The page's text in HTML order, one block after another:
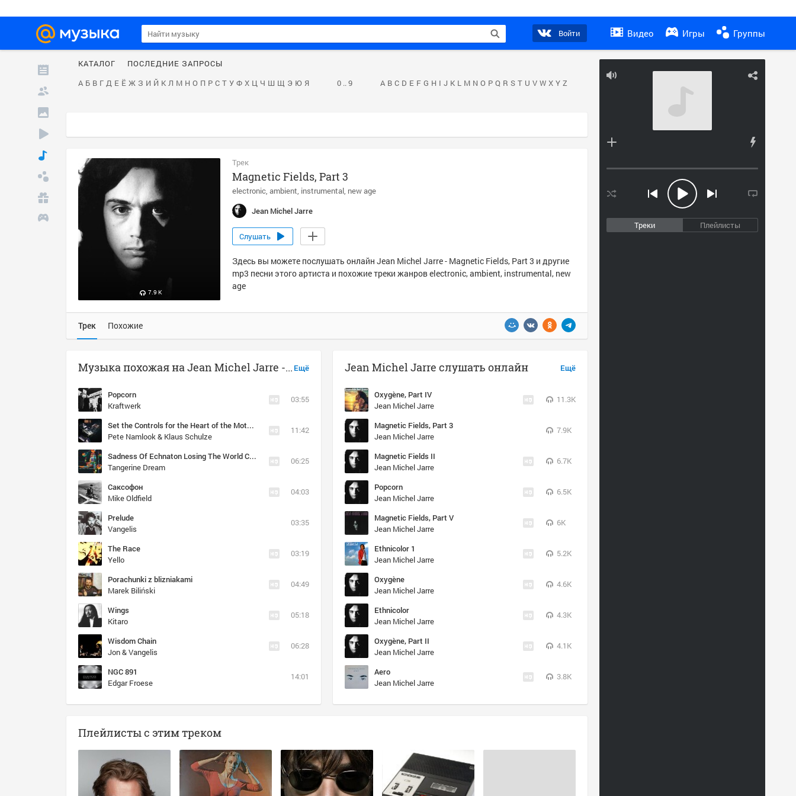
Войти Видео Игры Группы
Треки Плейлисты
КАТАЛОГ
ПОСЛЕДНИЕ ЗАПРОСЫ
А Б В Г Д Е Ё Ж З И Й К Л М Н О П Р С Т У Ф Х Ц Ч Ш Щ Э Ю Я 0 .. 9 A B C D E F G H I J K L M N O P Q R S T U V W X Y Z
7.9 K
Трек
Magnetic Fields, Part 3
electronic ambient instrumental new age
Jean Michel Jarre
Слушать
Здесь вы можете послушать онлайн Jean Michel Jarre - Magnetic Fields, Part 3 и другие
mp3 песни этого артиста и похожие треки жанров electronic, ambient, instrumental, new
age
Трек Похожие
Ещё
Музыка похожая на Jean Michel Jarre - Magnetic Fields, Part 3
Popcorn
Kraftwerk
03:55
Set the Controls for the Heart of the Mother, Part V
Pete Namlook & Klaus Schulze
11:42
Sadness Of Echnaton Losing The World Child
Tangerine Dream
06:25
Саксофон
Mike Oldfield
04:03
Prelude
Vangelis
03:35
The Race
Yello
03:19
Porachunki z blizniakami
Marek Biliński
04:49
Wings
Kitaro
05:18
Wisdom Chain
Jon & Vangelis
06:28
NGC 891
Edgar Froese
14:01
Ещё
Jean Michel Jarre слушать онлайн
Oxygène, Part IV
Jean Michel Jarre
11.3K
Magnetic Fields, Part 3
Jean Michel Jarre
7.9K
Magnetic Fields II
Jean Michel Jarre
6.7K
Popcorn
Jean Michel Jarre
6.5K
Magnetic Fields, Part V
Jean Michel Jarre
6K
Ethnicolor 1
Jean Michel Jarre
5.2K
Oxygène
Jean Michel Jarre
4.6K
Ethnicolor
Jean Michel Jarre
4.3K
Oxygène, Part II
Jean Michel Jarre
4.1K
Aero
Jean Michel Jarre
3.8K
Плейлисты с этим треком